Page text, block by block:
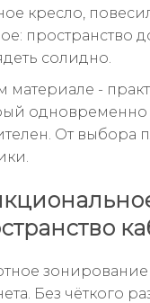
кресло,
пространство
солидно.
материале -
одновременно
От выбора
Без чёткого